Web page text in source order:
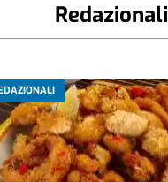
Redazionali